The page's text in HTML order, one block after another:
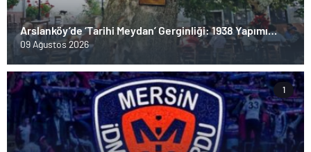
Arslanköy’de ‘Tarihi Meydan’ Gerginliği: 1938 Yapımı
Çınarlı Kahve Otopark mı Oluyor?
09 Ağustos 2026
1